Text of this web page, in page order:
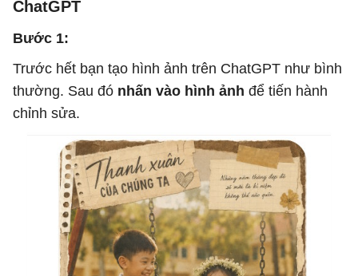
ChatGPT
Bước 1:
Trước hết bạn tạo hình ảnh trên ChatGPT như bình
thường. Sau đó nhấn vào hình ảnh để tiến hành
chỉnh sửa.